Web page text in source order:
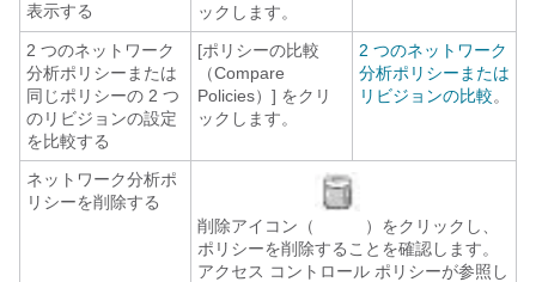
表示する
ックします。
2 つのネットワーク
分析ポリシーまたは
同じポリシーの 2 つ
のリビジョンの設定
を比較する
[ポリシーの比較
（Compare
Policies）] をクリ
ックします。
2 つのネットワーク
分析ポリシーまたは
リビジョンの比較。
ネットワーク分析ポ
リシーを削除する
削除アイコン（
）をクリックし、
ポリシーを削除することを確認します。
アクセス コントロール ポリシーが参照し